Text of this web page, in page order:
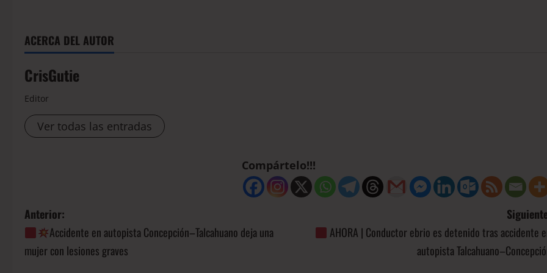
ACERCA DEL AUTOR
CrisGutie
Editor
Ver todas las entradas
Compártelo!!!
Anterior:
Accidente en autopista Concepción–Talcahuano deja una
mujer con lesiones graves
AHORA | Conductor ebrio es detenido tras accidente
autopista